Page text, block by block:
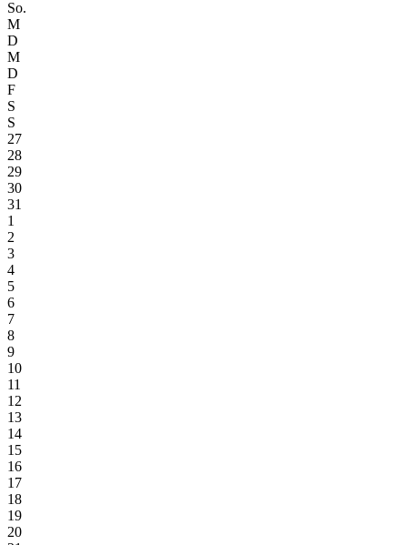
So.
M
D
M
D
F
S
S
27
28
29
30
31
1
2
3
4
5
6
7
8
9
10
11
12
13
14
15
16
17
18
19
20